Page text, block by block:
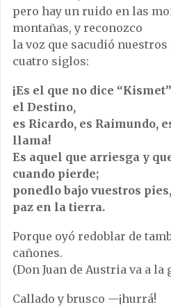
pero hay un ruido en las
montañas, y reconozco
la voz que sacudió
cuatro siglos:
¡Es el que no dice
el Destino,
es Ricardo, es Raimundo,
llama!
Es aquel que arriesga y
cuando pierde;
ponedlo bajo vuestros
paz en la tierra.
Porque oyó redoblar de
cañones.
(Don Juan de Austria va a la
Callado y brusco —¡hurrá!